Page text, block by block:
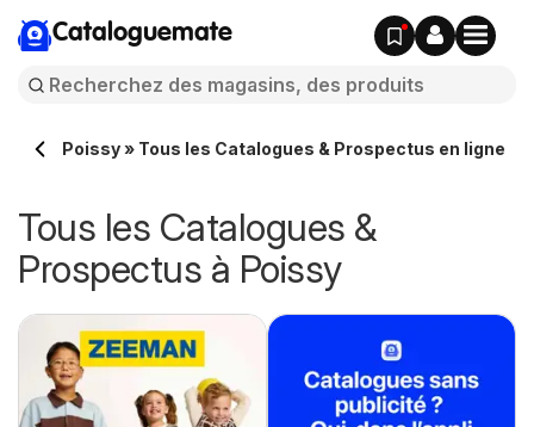
Cataloguemate
Poissy » Tous les Catalogues & Prospectus en ligne
Tous les Catalogues &
Prospectus à Poissy